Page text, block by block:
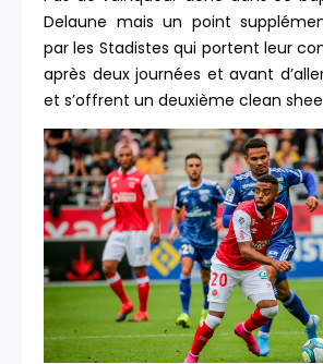
Delaune mais un point
par les Stadistes qui portent leur
après deux journées et avant
et s’offrent un deuxième clean